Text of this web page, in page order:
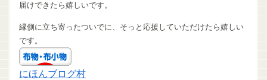
届けできたら嬉しいです。
縁側に立ち寄ったついでに、そっと応援していただけたら嬉しい
です。
にほんブログ村